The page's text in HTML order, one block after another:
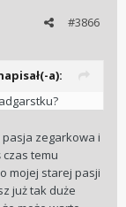
#3866
a):
zegarkowa i
czas temu
mojej starej pasji
już tak duże